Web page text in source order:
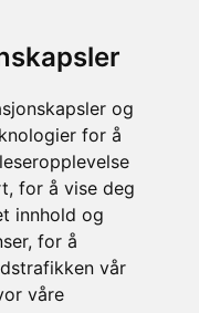
og
for å
for å vise deg
innhold og
for å
vår
våre